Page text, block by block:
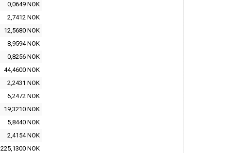
0,0649 NOK
2,7412 NOK
12,5680 NOK
8,9594 NOK
0,8256 NOK
44,4600 NOK
2,2431 NOK
6,2472 NOK
19,3210 NOK
5,8440 NOK
2,4154 NOK
225,1300 NOK